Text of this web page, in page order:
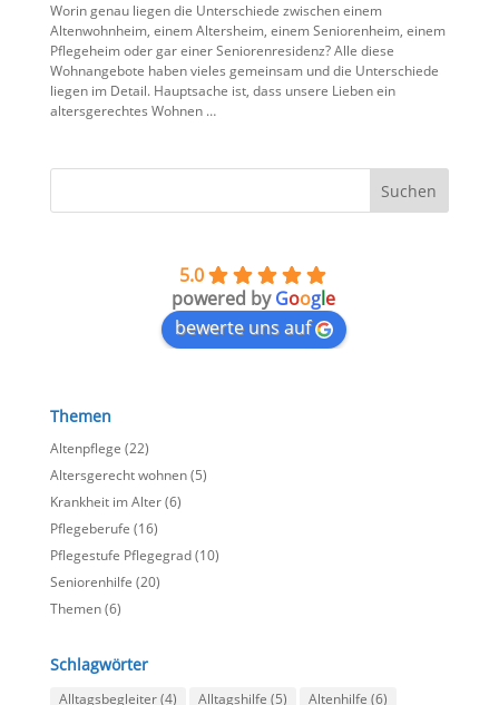
Worin genau liegen die Unterschiede zwischen einem
Altenwohnheim, einem Altersheim, einem Seniorenheim, einem
Pflegeheim oder gar einer Seniorenresidenz? Alle diese
Wohnangebote haben vieles gemeinsam und die Unterschiede
liegen im Detail. Hauptsache ist, dass unsere Lieben ein
altersgerechtes Wohnen …
5.0
powered byGoogle
bewerte uns auf
Themen
Altenpflege (22)
Altersgerecht wohnen(5)
Krankheit im Alter(6)
Pflegeberufe (16)
Pflegestufe Pflegegrad(10)
Seniorenhilfe (20)
Themen(6)
Schlagwörter
Alltagsbegleiter(4) Alltagshilfe (5) Altenhilfe (6)